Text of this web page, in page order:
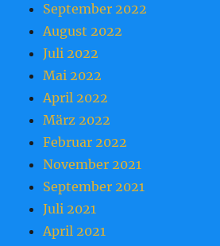
September 2022
August 2022
Juli 2022
Mai 2022
April 2022
März 2022
Februar 2022
November 2021
September 2021
Juli 2021
April 2021